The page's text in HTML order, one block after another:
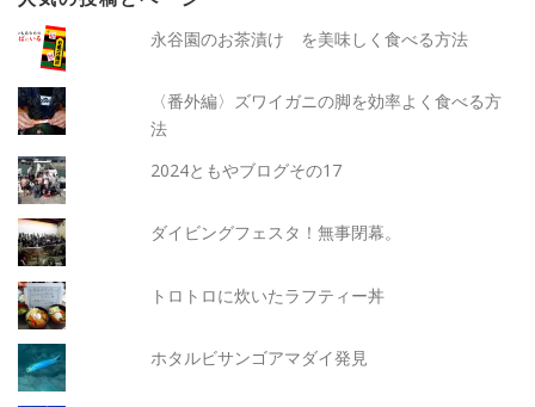
永谷園のお茶漬け を美味しく食べる方法
〈番外編〉ズワイガニの脚を効率よく食べる方
法
2024ともやブログその17
ダイビングフェスタ！無事閉幕。
トロトロに炊いたラフティー丼
ホタルビサンゴアマダイ発見